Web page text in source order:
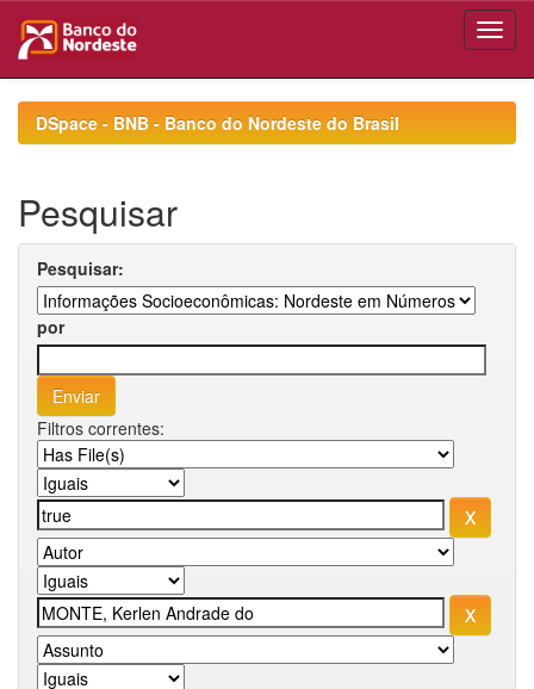
navigationDSpace - BNB - Banco do Nordeste do Brasil
Pesquisar
Pesquisar:
por
Filtros correntes: